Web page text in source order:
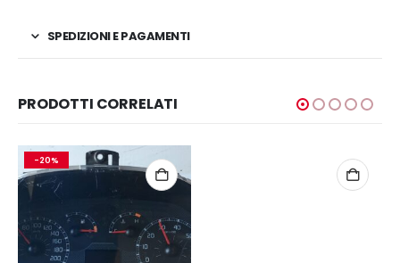
SPEDIZIONI E PAGAMENTI
PRODOTTI CORRELATI
-20%